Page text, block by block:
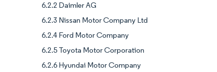
6.2.2 Daimler AG
6.2.3 Nissan Motor Company Ltd
6.2.4 Ford Motor Company
6.2.5 Toyota Motor Corporation
6.2.6 Hyundai Motor Company